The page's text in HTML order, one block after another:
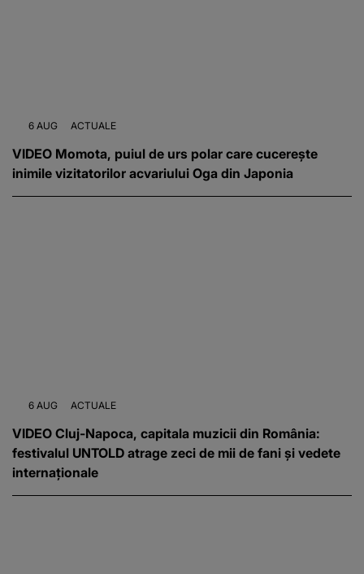
6 AUG ACTUALE
VIDEO Momota, puiul de urs polar care cucerește
inimile vizitatorilor acvariului Oga din Japonia
6 AUG ACTUALE
VIDEO Cluj-Napoca, capitala muzicii din România:
festivalul UNTOLD atrage zeci de mii de fani și vedete
internaționale